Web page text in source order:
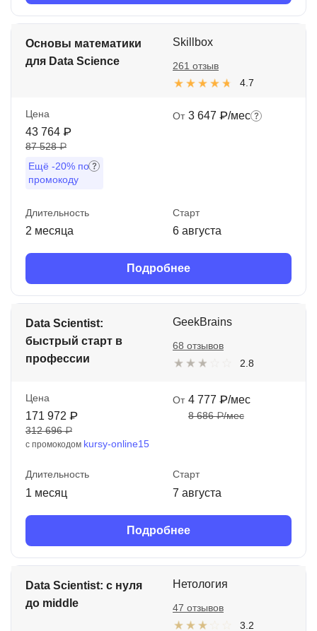
Основы математики
для Data Science
Skillbox
4.7
261 отзыв
Цена
43 764 ₽
87 528 ₽
Ещё -20% по
промокоду
От 3 647 ₽/мес
Длительность
2 месяца
Старт
6 августа
Подробнее
Data Scientist:
быстрый старт в
профессии
GeekBrains
2.8
68 отзывов
Цена
171 972 ₽
312 696 ₽
с промокодом kursy-online15
От 4 777 ₽/мес
8 686 ₽/мес
Длительность
1 месяц
Старт
7 августа
Подробнее
Data Scientist: с нуля
до middle
Нетология
3.2
47 отзывов